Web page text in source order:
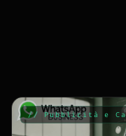
// Pubblicità e